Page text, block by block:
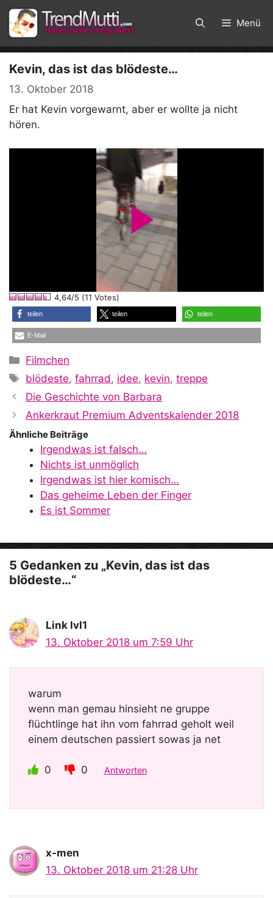
Zum
Inhalt
springen
Menü
Kevin, das ist das blödeste…
13. Oktober 2018
Er hat Kevin vorgewarnt, aber er wollte ja nicht
hören.
P
l
a
y
V
i
d
e
o
4,64/5 (11 Votes)
teilen teilen teilen
E-Mail
Kategorien
Filmchen
Schlagwörter
blödeste,fahrrad, idee, kevin,treppe
Die Geschichte von Barbara
Ankerkraut Premium Adventskalender 2018
Ähnliche Beiträge
Irgendwas ist falsch…
Nichts ist unmöglich
Irgendwas ist hier komisch…
Das geheime Leben der Finger
Es ist Sommer
5 Gedanken zu „Kevin, das ist das
blödeste…“
Link lvl1
13. Oktober 2018 um 7:59 Uhr
warum
wenn man gemau hinsieht ne gruppe
flüchtlinge hat ihn vom fahrrad geholt weil
einem deutschen passiert sowas ja net
0 0 Antworten
x-men
13. Oktober 2018 um 21:28 Uhr